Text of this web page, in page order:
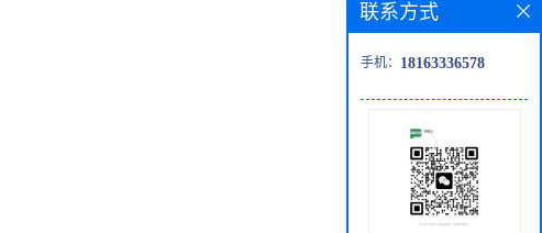
联系方式
手机： 18163336578